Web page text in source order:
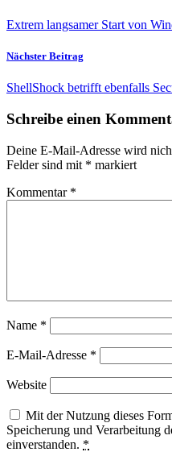
Extrem langsamer Start von
Nächster Beitrag
ShellShock betrifft ebenfalls
Schreibe einen
Deine E-Mail-Adresse wird
Felder sind mit * markiert
Kommentar *
Name *
E-Mail-Adresse *
Website
Mit der Nutzung dieses
Speicherung und Verarbeitung
einverstanden. *